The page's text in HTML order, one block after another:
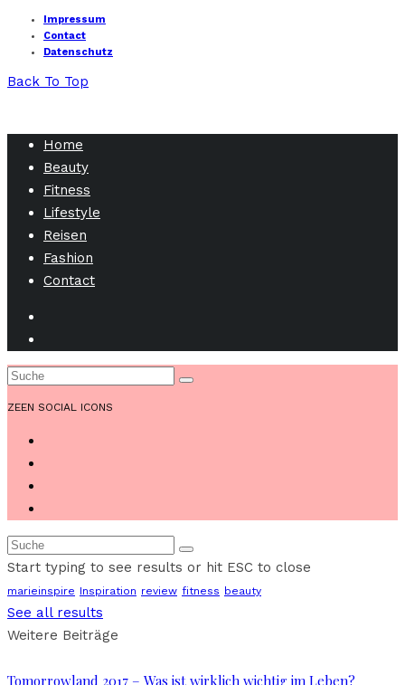
Impressum
Contact
Datenschutz
Back To Top
Home
Beauty
Fitness
Lifestyle
Reisen
Fashion
Contact
ZEEN SOCIAL ICONS
Start typing to see results or hit ESC to close
marieinspire Inspiration review fitness beauty
See all results
Weitere Beiträge
Tomorrowland 2017 – Was ist wirklich wichtig im Leben?